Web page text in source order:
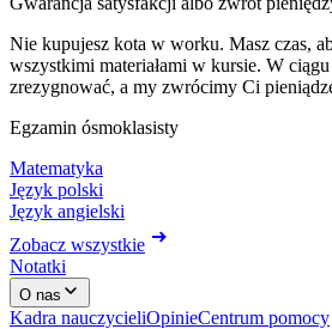
Nie kupujesz kota w worku. Masz czas,
wszystkimi materiałami w kursie. W
zrezygnować, a my zwrócimy Ci
Egzamin ósmoklasisty
Matematyka
Język polski
Język angielski
Zobacz wszystkie
Notatki
O nas
Kadra nauczycieliOpinieCentrum pomocy